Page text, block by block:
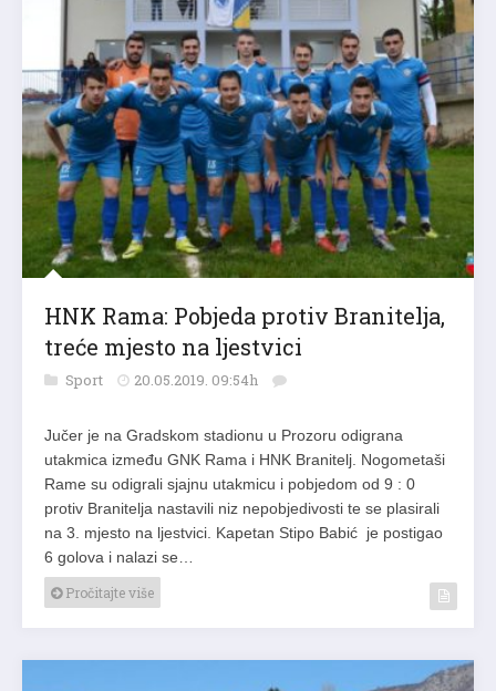
HNK Rama: Pobjeda protiv Branitelja,
treće mjesto na ljestvici
Sport 20.05.2019. 09:54h
Jučer je na Gradskom stadionu u Prozoru odigrana
utakmica između GNK Rama i HNK Branitelj. Nogometaši
Rame su odigrali sjajnu utakmicu i pobjedom od 9 : 0
protiv Branitelja nastavili niz nepobjedivosti te se plasirali
na 3. mjesto na ljestvici. Kapetan Stipo Babić je postigao
6 golova i nalazi se…
Pročitajte više